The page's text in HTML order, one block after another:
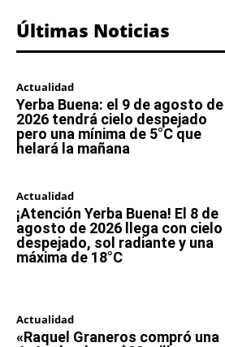
Últimas Noticias
Actualidad
Yerba Buena: el 9 de agosto de
2026 tendrá cielo despejado
pero una mínima de 5°C que
helará la mañana
Actualidad
¡Atención Yerba Buena! El 8 de
agosto de 2026 llega con cielo
despejado, sol radiante y una
máxima de 18°C
Actualidad
«Raquel Graneros compró una